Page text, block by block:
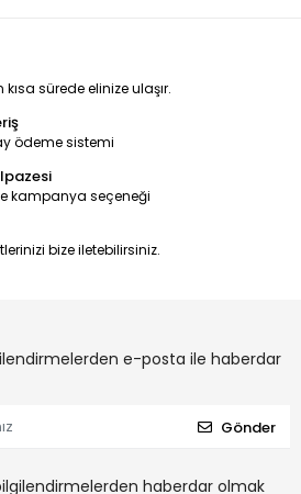
sürede elinize ulaşır.
ödeme sistemi
kampanya seçeneği
bize iletebilirsiniz.
e-posta ile haberdar
Gönder
haberdar olmak